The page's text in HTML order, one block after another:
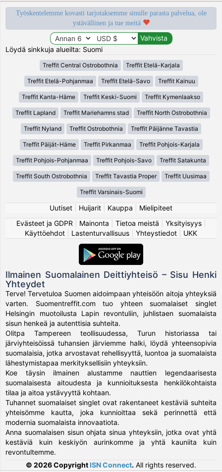
Työskentelemme kovasti tarjotaksemme sinulle parasta palvelua, ole
ystävällinen ja tue meitä
Löydä sinkkuja alueilta: Suomi
Treffit Central Ostrobothnia Treffit Etelä-Karjala
Treffit Etelä-Pohjanmaa Treffit Etelä-Savo Treffit Kainuu
Treffit Kanta-Häme Treffit Keski-Suomi Treffit Kymenlaakso
Treffit Lapland Treffit Mariehamns stad Treffit North Ostrobothnia
Treffit Nyland Treffit Ostrobothnia Treffit Päijänne Tavastia
Treffit Päijät-Häme Treffit Pirkanmaa Treffit Pohjois-Karjala
Treffit Pohjois-Pohjanmaa Treffit Pohjois-Savo Treffit Satakunta
Treffit South Ostrobothnia Treffit Tavastia Proper Treffit Uusimaa
Treffit Varsinais-Suomi
Uutiset Huijarit Kauppa
Mielipiteet
Evästeet ja GDPR
Mainonta Tietoa meistä Yksityisyys|
Käyttöehdot
Lastenturvallisuus Yhteystiedot UKK
Ilmainen Suomalainen Deittiyhteisö – Sisu Henki
Yhteydet
Terve! Tervetuloa Suomen aidoimpaan yhteisöön aitoja yhteyksiä
varten. Suomentreffit.com tuo yhteen suomalaiset singlet
Helsingin muotoilusta Lapin revontuliin, juhlistaen suomalaista
sisun henkeä ja autenttisia suhteita.
Olitpa Tampereen teollisuudessa, Turun historiassa tai
järviyhteisöissä tuhansien järviemme halki, löydä yhteensopivia
suomalaisia, jotka arvostavat rehellisyyttä, luontoa ja suomalaista
lähestymistapaa merkityksellisiin yhteyksiin.
Koe täysin ilmainen alustamme nauttien legendaarisesta
suomalaisesta aitoudesta ja kunnioituksesta henkilökohtaista
tilaa ja aitoa ystävyyttä kohtaan.
Tuhannet suomalaiset singlet ovat rakentaneet kestäviä suhteita
yhteisömme kautta, joka kunnioittaa sekä perinnettä että
modernia suomalaista innovaatiota.
Anna suomalaisen sisun ohjata sinua yhteyksiin, jotka ovat yhtä
kestäviä kuin keskiyön aurinkomme ja yhtä kauniita kuin
revontultemme.
© 2026 Copyright ISN Connect. All rights reserved.